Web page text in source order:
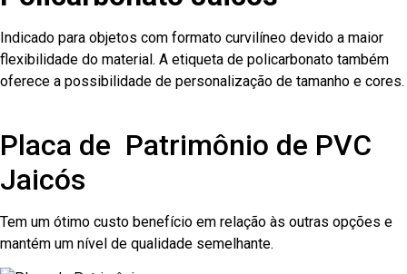
Indicado para objetos com formato curvilíneo devido a maior
flexibilidade do material. A etiqueta de policarbonato também
oferece a possibilidade de personalização de tamanho e cores.
Placa de Patrimônio de PVC
Jaicós
Tem um ótimo custo benefício em relação às outras opções e
mantém um nível de qualidade semelhante.